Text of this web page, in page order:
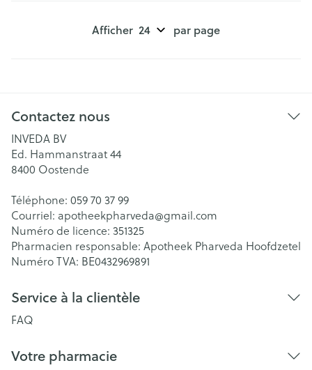
Afficher par page
Contactez nous
INVEDA BV
Ed. Hammanstraat 44
8400 Oostende
Téléphone: 059 70 37 99
Courriel: apotheekpharveda@gmail.com
Numéro de licence: 351325
Pharmacien responsable: Apotheek Pharveda Hoofdzetel
Numéro TVA: BE0432969891
Service à la clientèle
FAQ
Votre pharmacie